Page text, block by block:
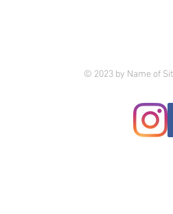
© 2023 by Name of